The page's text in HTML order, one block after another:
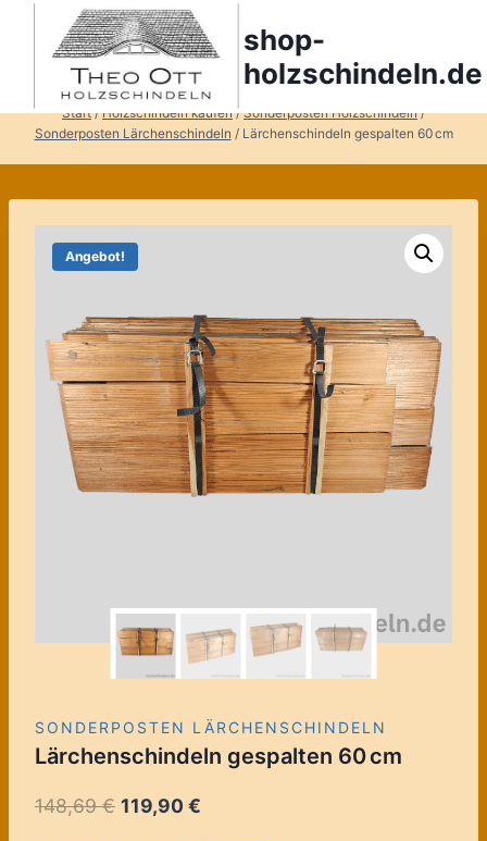
springen
shop-
holzschindeln.de
Start / Holzschindeln kaufen / Sonderposten Holzschindeln /
Sonderposten Lärchenschindeln / Lärchenschindeln gespalten 60 cm
Angebot!
SONDERPOSTEN LÄRCHENSCHINDELN
Lärchenschindeln gespalten 60 cm
148,69€ Ursprünglicher
119,90 €